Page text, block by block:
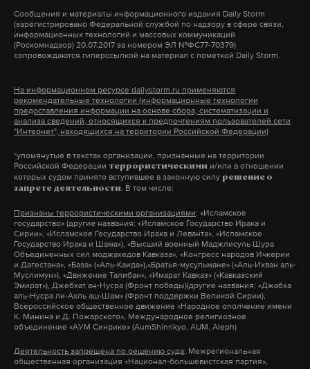
сообщили в объединенной пресс-службе судов
региона, Денисенко рассказал, что четыре раза
выстрелил в Ржицкого из пистолета.
Подпишитесь на Daily Storm вMAX. Он
работает там, где тормозит интернет.
Макс Telegram
Дзен VK
#убийство # обвинение #рф
Сообщения и материалы информационного издания Daily Storm
(зарегистрировано Федеральной службой по надзору в сфере связи,
информационных технологий и массовых коммуникаций
(Роскомнадзор) 20.07.2017 за номером ЭЛ №ФС77-70379)
сопровождаются гиперссылкой на материал с пометкой Daily Storm.
На информационном ресурсе dailystorm.ru применяются
рекомендательные технологии (информационные технологии
предоставления информации на основе сбора, систематизации и
анализа сведений, относящихся к предпочтениям пользователей сети
"Интернет", находящихся на территории Российской Федерации)
*упомянутые в текстах организации, признанные на территории
Российской Федерации террористическими и/или в отношении
которых судом принято вступившее в законную силу решение о
запрете деятельности. В том числе:
Признаны террористическими организациями: «Исламское
государство» (другие названия: «Исламское Государство Ирака и
Сирии», «Исламское Государство Ирака и Леванта», «Исламское
Государство Ирака и Шама»), «Высший военный Маджлисуль Шура
Объединенных сил моджахедов Кавказа», «Конгресс народов Ичкерии
и Дагестана», «База» («Аль-Каида»),«Братья-мусульмане» («Аль-Ихван аль-
Муслимун»), «Движение Талибан», «Имарат Кавказ» («Кавказский
Эмират»), Джебхат ан-Нусра (Фронт победы)(другие названия: «Джабха
аль-Нусра ли-Ахль аш-Шам» (Фронт поддержки Великой Сирии),
Всероссийское общественное движение «Народное ополчение имени
К. Минина и Д. Пожарского», Международное религиозное
объединение «АУМ Синрике» (AumShinrikyo, AUM, Aleph)
Деятельность запрещена по решению суда: Межрегиональная
общественная организация «Национал-большевистская партия»,